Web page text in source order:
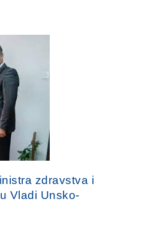
zdravstva i
Vladi Unsko-